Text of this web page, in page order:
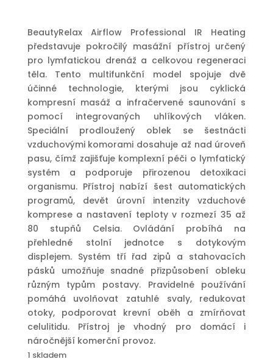
55
990 Kč.
39
990 Kč.
BeautyRelax Airflow Professional IR Heating
představuje pokročilý masážní přístroj určený
pro lymfatickou drenáž a celkovou regeneraci
těla. Tento multifunkční model spojuje dvě
účinné technologie, kterými jsou cyklická
kompresní masáž a infračervené saunování s
pomocí integrovaných uhlíkových vláken.
Speciální prodloužený oblek se šestnácti
vzduchovými komorami dosahuje až nad úroveň
pasu, čímž zajišťuje komplexní péči o lymfatický
systém a podporuje přirozenou detoxikaci
organismu. Přístroj nabízí šest automatických
programů, devět úrovní intenzity vzduchové
komprese a nastavení teploty v rozmezí 35 až
80 stupňů Celsia. Ovládání probíhá na
přehledné stolní jednotce s dotykovým
displejem. Systém tří řad zipů a stahovacích
pásků umožňuje snadné přizpůsobení obleku
různým typům postavy. Pravidelné používání
pomáhá uvolňovat zatuhlé svaly, redukovat
otoky, podporovat krevní oběh a zmírňovat
celulitidu. Přístroj je vhodný pro domácí i
náročnější komerční provoz.
1 skladem